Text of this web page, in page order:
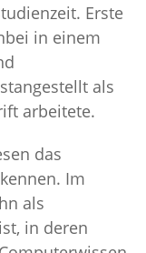
Erste
in einem
als
arbeitete.
das
Im
als
in deren